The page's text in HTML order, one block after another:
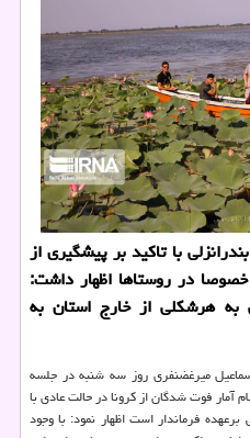
با تاكید بر پیشگیری از
در روستاها اظهار داشت:
هرشكلی از خارج استان به
میرغضنفری روز سه شنبه در جلسه
آمار فوت شدگان از کرونا در حالت عادی با
فرماندار است اظهار نمود: با وجود